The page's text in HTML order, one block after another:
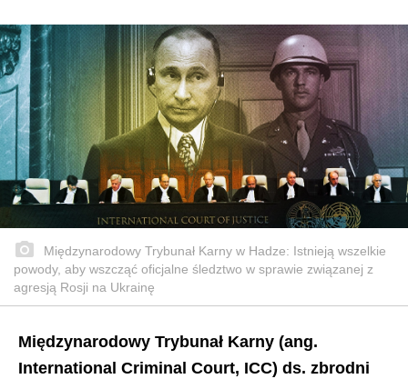
Międzynarodowy Trybunał Karny w Hadze: Istnieją wszelkie
powody, aby wszcząć oficjalne śledztwo w sprawie związanej z
agresją Rosji na Ukrainę
Międzynarodowy Trybunał Karny (ang.
International Criminal Court, ICC) ds. zbrodni